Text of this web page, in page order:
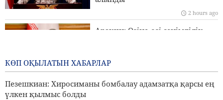
жүйеден жоғары
Сананың Эр-Риядқа қатаң ескертуі
2 hours ago
Арақчи: Өзіне-өзі сенімділік
КӨП ОҚЫЛАТЫН ХАБАРЛАР
Пезешкиан: Хиросиманы бомбалау адамзатқа қарсы ең
үлкен қылмыс болды